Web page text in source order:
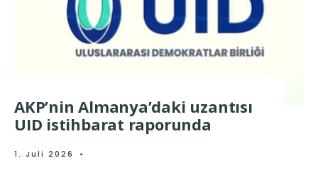
AKP’nin Almanya’daki uzantısı
UID istihbarat raporunda
1. Juli 2026 •